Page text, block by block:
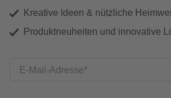
Kreative Ideen & nützliche
Produktneuheiten und innovative
E-Mail-Adresse